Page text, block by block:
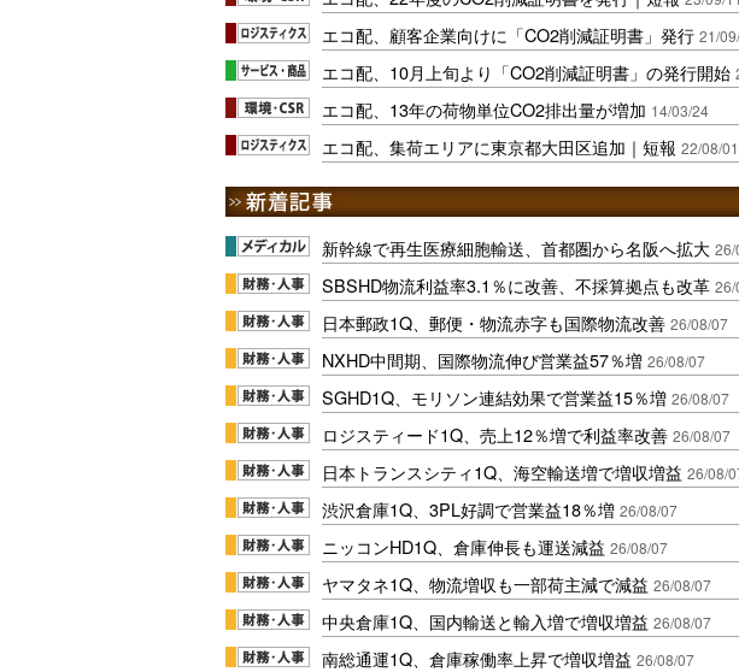
エコ配、顧客企業向けに「CO2削減証明書」発行 21/
エコ配、10月上旬より「CO2削減証明書」の発行開始
エコ配、13年の荷物単位CO2排出量が増加 14/03/24
エコ配、集荷エリアに東京都大田区追加｜短報 22/08/01
新幹線で再生医療細胞輸送、首都圏から名阪へ拡大 26/
SBSHD物流利益率3.1％に改善、不採算拠点も改革 26/
日本郵政1Q、郵便・物流赤字も国際物流改善 26/08/07
NXHD中間期、国際物流伸び営業益57％増 26/08/07
SGHD1Q、モリソン連結効果で営業益15％増 26/08/07
ロジスティード1Q、売上12％増で利益率改善 26/08/07
日本トランスシティ1Q、海空輸送増で増収増益 26/08/
渋沢倉庫1Q、3PL好調で営業益18％増 26/08/07
ニッコンHD1Q、倉庫伸長も運送減益 26/08/07
ヤマタネ1Q、物流増収も一部荷主減で減益 26/08/07
中央倉庫1Q、国内輸送と輸入増で増収増益 26/08/07
南総通運1Q、倉庫稼働率上昇で増収増益 26/08/07